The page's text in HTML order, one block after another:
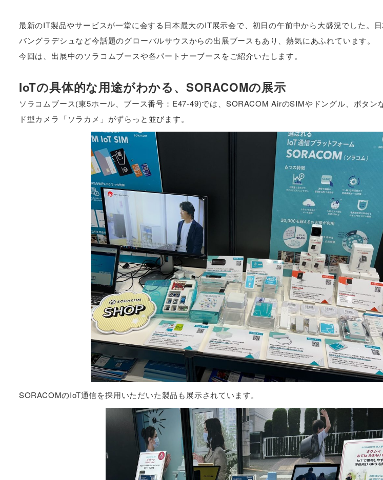
最新のIT製品やサービスが一堂に会する日本最大のIT展示会で、初日の午前中から大盛況でした。
バングラデシュなど今話題のグローバルサウスからの出展ブースもあり、熱気にあふれています。
今回は、出展中のソラコムブースや各パートナーブースをご紹介いたします。
IoTの具体的な用途がわかる、SORACOMの展示
ソラコムブース(東5ホール、ブース番号：E47-49)では、SORACOM AirのSIMやドングル、ボタン
ド型カメラ「ソラカメ」がずらっと並びます。
SORACOMのIoT通信を採用いただいた製品も展示されています。